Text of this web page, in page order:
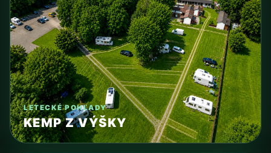
LETECKÉ POHĽADY
KEMP Z VÝŠKY